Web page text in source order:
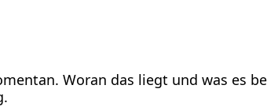
Woran das liegt und was es